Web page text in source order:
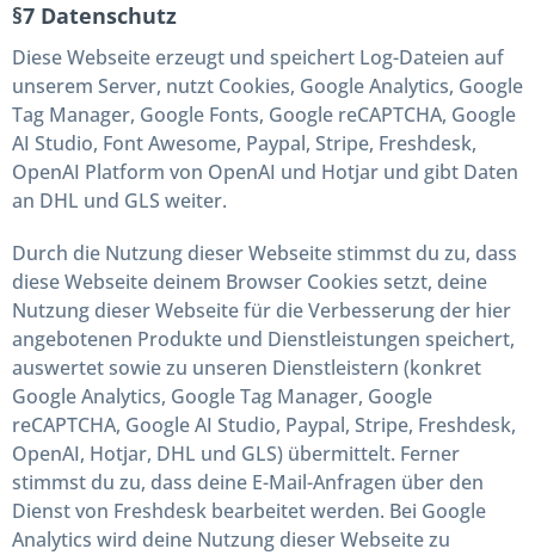
§7 Datenschutz
Diese Webseite erzeugt und speichert Log-Dateien auf
unserem Server, nutzt Cookies, Google Analytics, Google
Tag Manager, Google Fonts, Google reCAPTCHA, Google
AI Studio, Font Awesome, Paypal, Stripe, Freshdesk,
OpenAI Platform von OpenAI und Hotjar und gibt Daten
an DHL und GLS weiter.
Durch die Nutzung dieser Webseite stimmst du zu, dass
diese Webseite deinem Browser Cookies setzt, deine
Nutzung dieser Webseite für die Verbesserung der hier
angebotenen Produkte und Dienstleistungen speichert,
auswertet sowie zu unseren Dienstleistern (konkret
Google Analytics, Google Tag Manager, Google
reCAPTCHA, Google AI Studio, Paypal, Stripe, Freshdesk,
OpenAI, Hotjar, DHL und GLS) übermittelt. Ferner
stimmst du zu, dass deine E-Mail-Anfragen über den
Dienst von Freshdesk bearbeitet werden. Bei Google
Analytics wird deine Nutzung dieser Webseite zu